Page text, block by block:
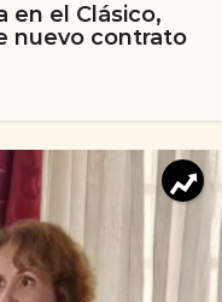
en el Clásico,
nuevo contrato